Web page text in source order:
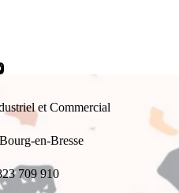
et Commercial
en-Bresse
709 910